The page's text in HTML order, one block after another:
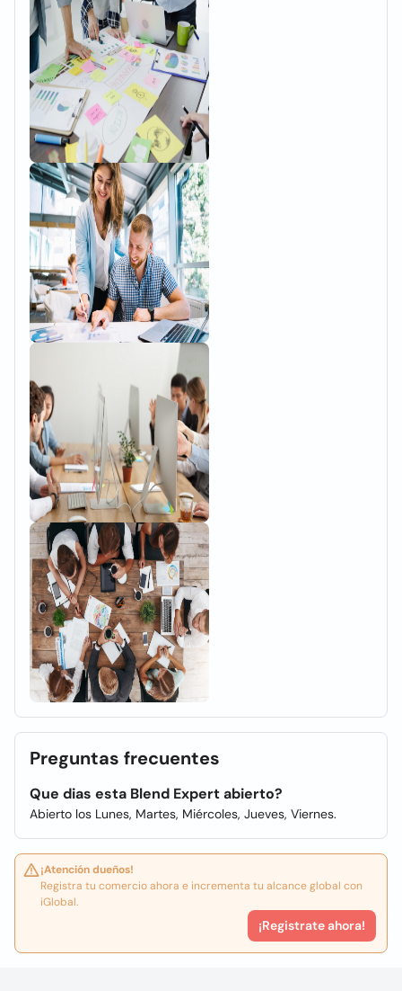
Preguntas frecuentes
Que dias esta Blend Expert abierto?
Abierto los Lunes, Martes, Miércoles, Jueves, Viernes.
¡Atención dueños!
Registra tu comercio ahora e incrementa tu alcance global con
iGlobal.
¡Registrate ahora!